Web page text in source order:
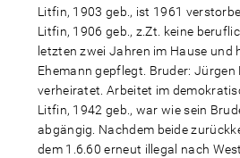
Litfin, 1903 geb., ist 1961
Litfin, 1906 geb., z.Zt. keine
letzten zwei Jahren im Hause und
Ehemann gepflegt. Bruder: Jürgen
verheiratet. Arbeitet im
Litfin, 1942 geb., war wie sein
abgängig. Nachdem beide
dem 1.6.60 erneut illegal nach